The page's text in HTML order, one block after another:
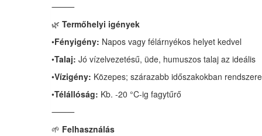
⸻
🌿 Termőhelyi igények
•Fényigény: Napos vagy félárnyékos helyet kedvel
•Talaj: Jó vízelvezetésű, üde, humuszos talaj az ideális
•Vízigény: Közepes; szárazabb időszakokban
•Télállóság: Kb. -20 °C-ig fagytűrő
⸻
🌱 Felhasználás